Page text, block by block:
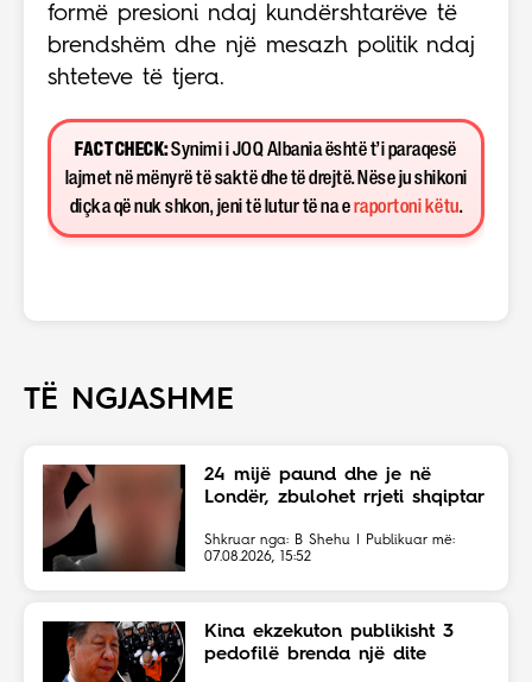
formë presioni ndaj kundërshtarëve të
brendshëm dhe një mesazh politik ndaj
shteteve të tjera.
FACT CHECK:Synimi i JOQ Albania është t’i paraqesë
lajmet në mënyrë të saktë dhe të drejtë. Nëse ju shikoni
diçka që nuk shkon, jeni të lutur të na e raportoni këtu.
TË NGJASHME
24 mijë paund dhe je në
Londër, zbulohet rrjeti shqiptar
Shkruar nga: B Shehu | Publikuar më:
07.08.2026, 15:52
Kina ekzekuton publikisht 3
pedofilë brenda një dite